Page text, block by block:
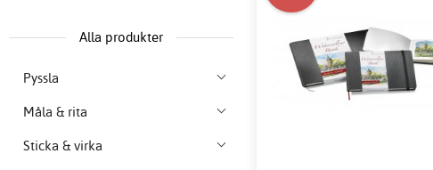
Alla produkter
Pyssla
Måla & rita
Sticka & virka